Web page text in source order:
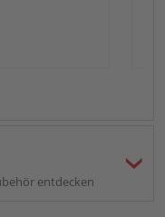
entdecken